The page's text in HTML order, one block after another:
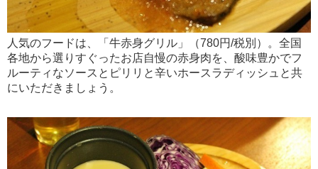
人気のフードは、「牛赤身グリル」（780円/税別）。全国
各地から選りすぐったお店自慢の赤身肉を、酸味豊かでフ
ルーティなソースとピリリと辛いホースラディッシュと共
にいただきましょう。